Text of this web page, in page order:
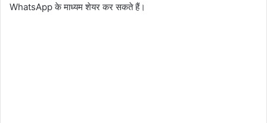
WhatsApp के माध्यम शेयर कर सकते हैं।